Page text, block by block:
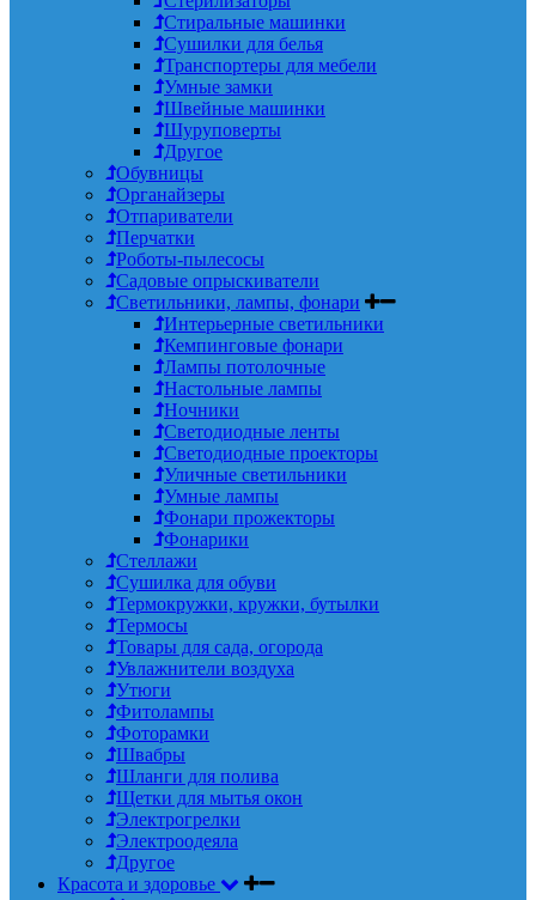
Стиральные машинки
Сушилки для белья
Транспортеры для мебели
Умные замки
Швейные машинки
Шуруповерты
Другое
Обувницы
Органайзеры
Отпариватели
Перчатки
Роботы-пылесосы
Садовые опрыскиватели
Светильники, лампы, фонари
Интерьерные светильники
Кемпинговые фонари
Лампы потолочные
Настольные лампы
Ночники
Светодиодные ленты
Светодиодные проекторы
Уличные светильники
Умные лампы
Фонари прожекторы
Фонарики
Стеллажи
Сушилка для обуви
Термокружки, кружки, бутылки
Термосы
Товары для сада, огорода
Увлажнители воздуха
Утюги
Фитолампы
Фоторамки
Швабры
Шланги для полива
Щетки для мытья окон
Электрогрелки
Электроодеяла
Другое
Красота и здоровье